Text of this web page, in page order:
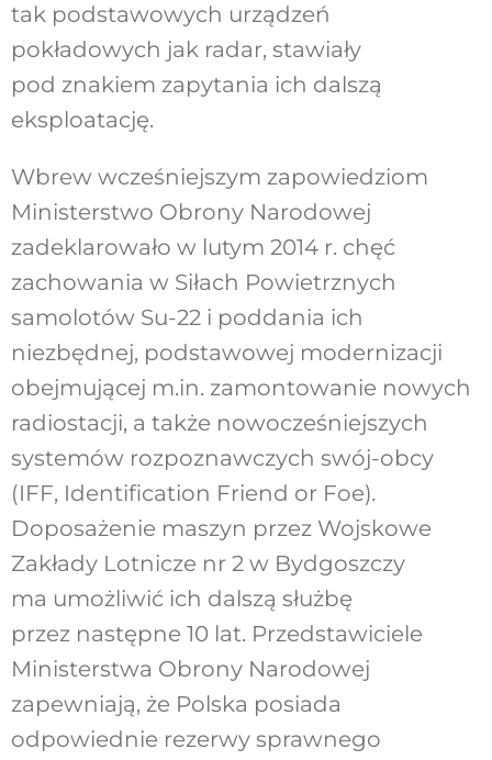
tak podstawowych urządzeń
pokładowych jak radar, stawiały
pod znakiem zapytania ich dalszą
eksploatację.
Wbrew wcześniejszym zapowiedziom
Ministerstwo Obrony Narodowej
zadeklarowało w lutym 2014 r. chęć
zachowania w Siłach Powietrznych
samolotów Su-22 i poddania ich
niezbędnej, podstawowej modernizacji
obejmującej m.in. zamontowanie nowych
radiostacji, a także nowocześniejszych
systemów rozpoznawczych swój-obcy
(IFF, Identification Friend or Foe).
Doposażenie maszyn przez Wojskowe
Zakłady Lotnicze nr 2 w Bydgoszczy
ma umożliwić ich dalszą służbę
przez następne 10 lat. Przedstawiciele
Ministerstwa Obrony Narodowej
zapewniają, że Polska posiada
odpowiednie rezerwy sprawnego